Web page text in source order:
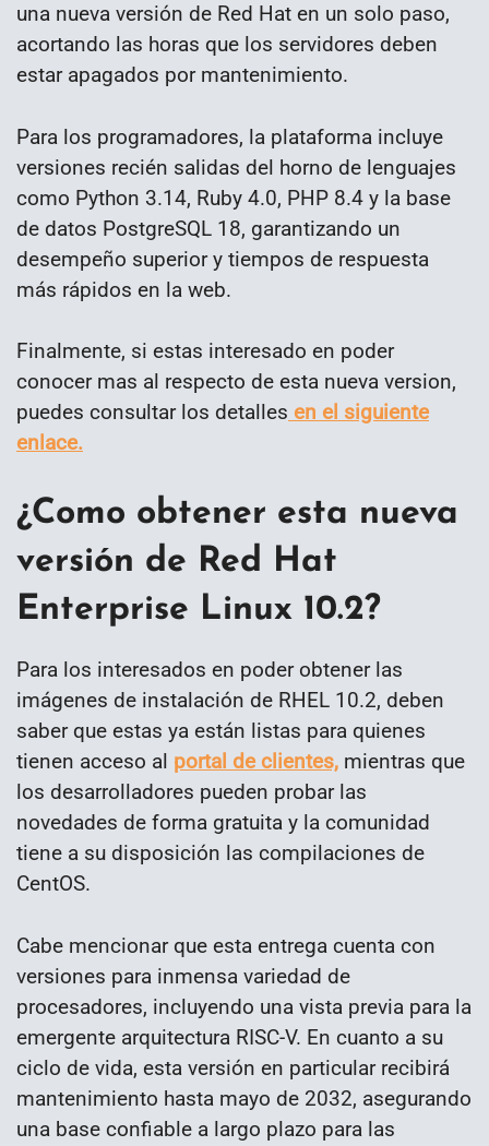
una nueva versión de Red Hat en un solo paso,
acortando las horas que los servidores deben
estar apagados por mantenimiento.
Para los programadores, la plataforma incluye
versiones recién salidas del horno de lenguajes
como Python 3.14, Ruby 4.0, PHP 8.4 y la base
de datos PostgreSQL 18, garantizando un
desempeño superior y tiempos de respuesta
más rápidos en la web.
Finalmente, si estas interesado en poder
conocer mas al respecto de esta nueva version,
puedes consultar los detalles en el siguiente
enlace.
¿Como obtener esta nueva
versión de Red Hat
Enterprise Linux 10.2?
Para los interesados en poder obtener las
imágenes de instalación de RHEL 10.2, deben
saber que estas ya están listas para quienes
tienen acceso al portal de clientes, mientras que
los desarrolladores pueden probar las
novedades de forma gratuita y la comunidad
tiene a su disposición las compilaciones de
CentOS.
Cabe mencionar que esta entrega cuenta con
versiones para inmensa variedad de
procesadores, incluyendo una vista previa para la
emergente arquitectura RISC-V. En cuanto a su
ciclo de vida, esta versión en particular recibirá
mantenimiento hasta mayo de 2032, asegurando
una base confiable a largo plazo para las